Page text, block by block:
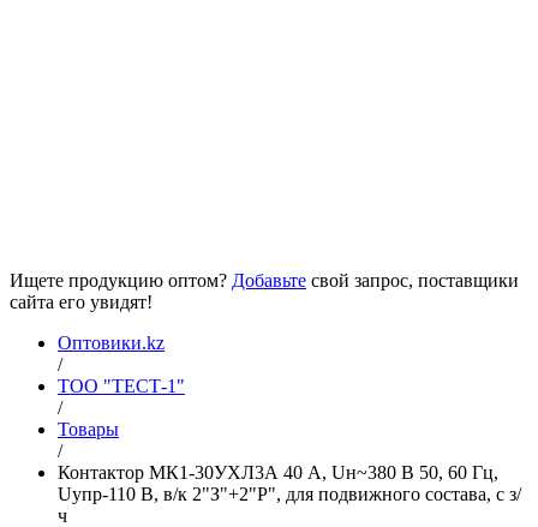
Ищете продукцию оптом? Добавьте свой запрос, поставщики
сайта его увидят!
Оптовики.kz
/
ТОО "ТЕСТ-1"
/
Товары
/
Контактор МК1-30УХЛ3А 40 А, Uн~380 В 50, 60 Гц,
Uупр-110 В, в/к 2"З"+2"Р", для подвижного состава, с з/
ч